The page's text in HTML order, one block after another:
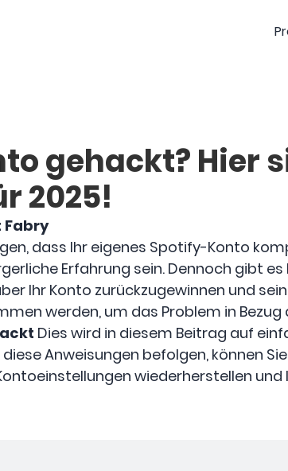
gehackt? Hier
2025!
Fabry
dass Ihr eigenes Spotify-Konto
Erfahrung sein. Dennoch gibt
Ihr Konto zurückzugewinnen und
werden, um das Problem in Bezug
Dies wird in diesem Beitrag auf
diese Anweisungen befolgen, können
wiederherstellen